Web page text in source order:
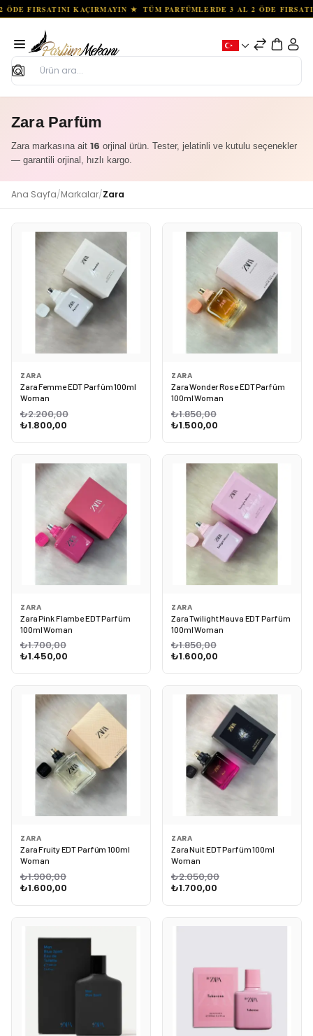
Ara
Zara Parfüm
Zara markasına ait 16 orjinal ürün. Tester, jelatinli ve kutulu seçenekler
— garantili orjinal, hızlı kargo.
Ana Sayfa/Markalar/Zara
ZARA
Zara Femme EDT Parfüm 100ml
Woman
₺2.200,00
₺1.800,00
ZARA
Zara Wonder Rose EDT Parfüm
100ml Woman
₺1.850,00
₺1.500,00
ZARA
Zara Pink Flambe EDT Parfüm
100ml Woman
₺1.700,00
₺1.450,00
ZARA
Zara Twilight Mauva EDT Parfüm
100ml Woman
₺1.850,00
₺1.600,00
ZARA
Zara Fruity EDT Parfüm 100ml
Woman
₺1.900,00
₺1.600,00
ZARA
Zara Nuit EDT Parfüm 100ml
Woman
₺2.050,00
₺1.700,00